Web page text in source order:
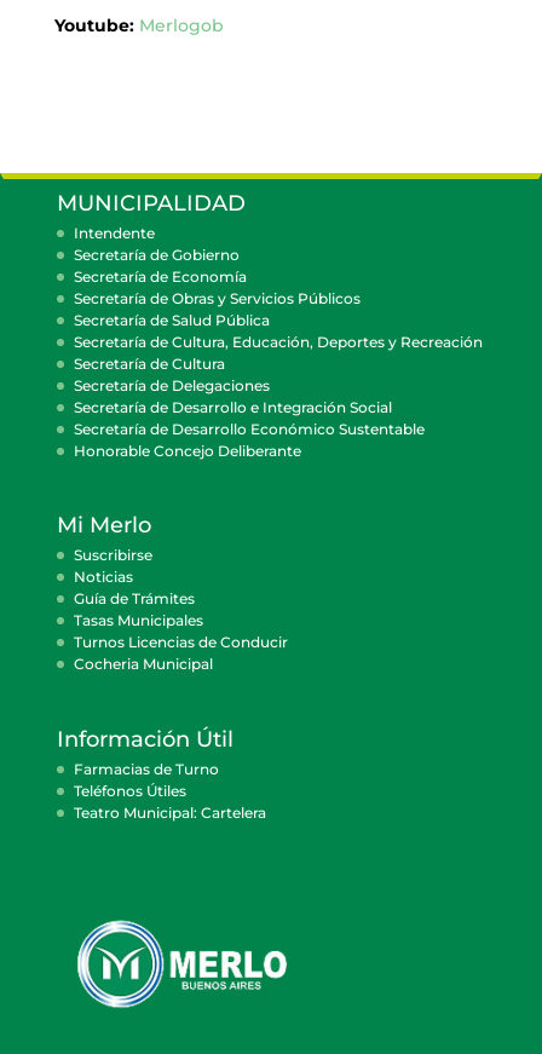
Youtube: Merlogob
MUNICIPALIDAD
Intendente
Secretaría de Gobierno
Secretaría de Economía
Secretaría de Obras y Servicios Públicos
Secretaría de Salud Pública
Secretaría de Cultura, Educación, Deportes y Recreación
Secretaría de Cultura
Secretaría de Delegaciones
Secretaría de Desarrollo e Integración Social
Secretaría de Desarrollo Económico Sustentable
Honorable Concejo Deliberante
Mi Merlo
Suscribirse
Noticias
Guía de Trámites
Tasas Municipales
Turnos Licencias de Conducir
Cocheria Municipal
Información Útil
Farmacias de Turno
Teléfonos Útiles
Teatro Municipal: Cartelera